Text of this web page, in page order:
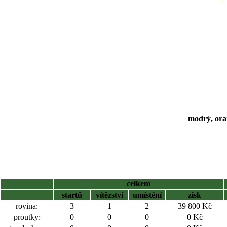
modrý,
celkem
startů
vítězství umístění
zisk
rovina:
3 1 2
39 800 Kč
proutky:
0 0 0
0 Kč